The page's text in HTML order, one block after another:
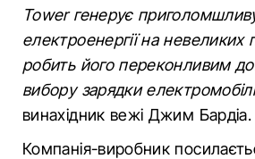
Tower генерує
електроенергії на
робить його переконливим
вибору зарядки
винахідник вежі Джим Бардіа.
Компанія-виробник